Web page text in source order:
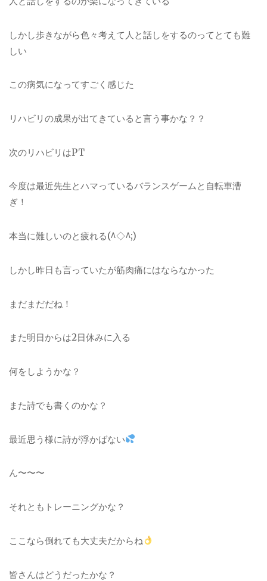
しかし歩きながら色々考えて人と話しをするのってとても難
しい
この病気になってすごく感じた
リハビリの成果が出てきていると言う事かな？？
次のリハビリはPT
今度は最近先生とハマっているバランスゲームと自転車漕
ぎ！
本当に難しいのと疲れる(^◇^;)
しかし昨日も言っていたが筋肉痛にはならなかった
まだまだだね！
また明日からは2日休みに入る
何をしようかな？
また詩でも書くのかな？
最近思う様に詩が浮かばない
ん〜〜〜
それともトレーニングかな？
ここなら倒れても大丈夫だからね
皆さんはどうだったかな？